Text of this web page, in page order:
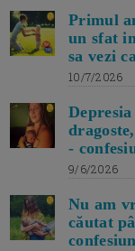
Primul
un sfat
sa vezi
10/7/2026
-
9/6/2026
Nu am
căutat